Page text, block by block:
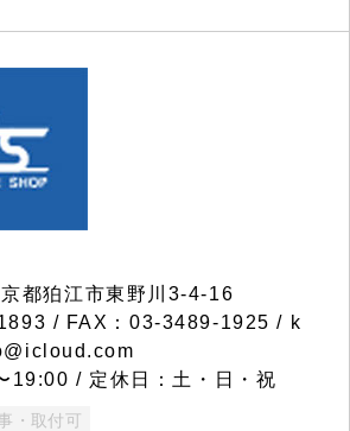
都狛江市東野川3-4-16
/ FAX：03-3489-1925 / k
19:00 / 定休日：土・日・祝
・取付可